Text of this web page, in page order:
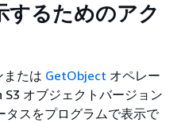
するためのアク
または GetObject オペレー
オブジェクトバージョン
タスをプログラムで表示で